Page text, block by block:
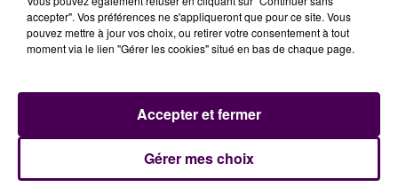
Beauregard, pour pallier cette absence, c'est le
groupe de hard rock britanniqueRoyal Blood qui
remplace Blurce jeudi soir.
POSSIBILITÉ D'ÊTRE REMBOURSÉ
Cependant même si nul n'est irremplaçable,
beaucoup de festivaliers avaient ciblé le jeudi pour
voir et écouter, justement, Blur. Conscients de la
accepter". Vos préférences ne s'appliqueront que pour ce site. Vous
pouvez mettre à jour vos choix, ou retirer votre consentement à tout
moment via le lien "Gérer les cookies" situé en bas de chaque page.
Gérer mes choix
Accepter et fermer